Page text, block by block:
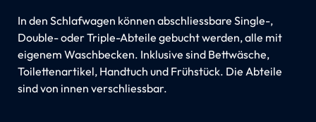
In den Schlafwagen können abschliessbare Single-,
Double- oder Triple-Abteile gebucht werden, alle mit
eigenem Waschbecken. Inklusive sind Bettwäsche,
Toilettenartikel, Handtuch und Frühstück. Die Abteile
sind von innen verschliessbar.